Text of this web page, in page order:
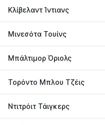
Κλίβελαντ Ίντιανς
Μινεσότα Τουίνς
Μπάλτιμορ Όριολς
Τορόντο Μπλου Τζέις
Ντιτρόιτ Τάιγκερς